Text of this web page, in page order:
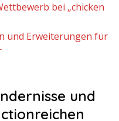
bei „chicken
und Erweiterungen für
und